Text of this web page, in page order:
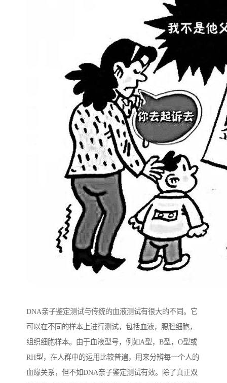
DNA亲子鉴定测试与传统的血液测试有很大的不同。它
可以在不同的样本上进行测试，包括血液，腮腔细胞，
组织细胞样本。由于血液型号，例如A型，B型，O型或
RH型，在人群中的运用比较普遍，用来分辨每一个人的
血缘关系，但不如DNA亲子鉴定测试有效。除了真正双